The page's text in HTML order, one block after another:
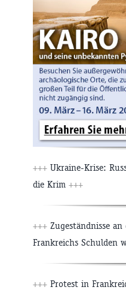
+++ Ukraine-Krise:
die Krim +++
+++ Zugeständnisse
Frankreichs Schulden
+++ Protest in